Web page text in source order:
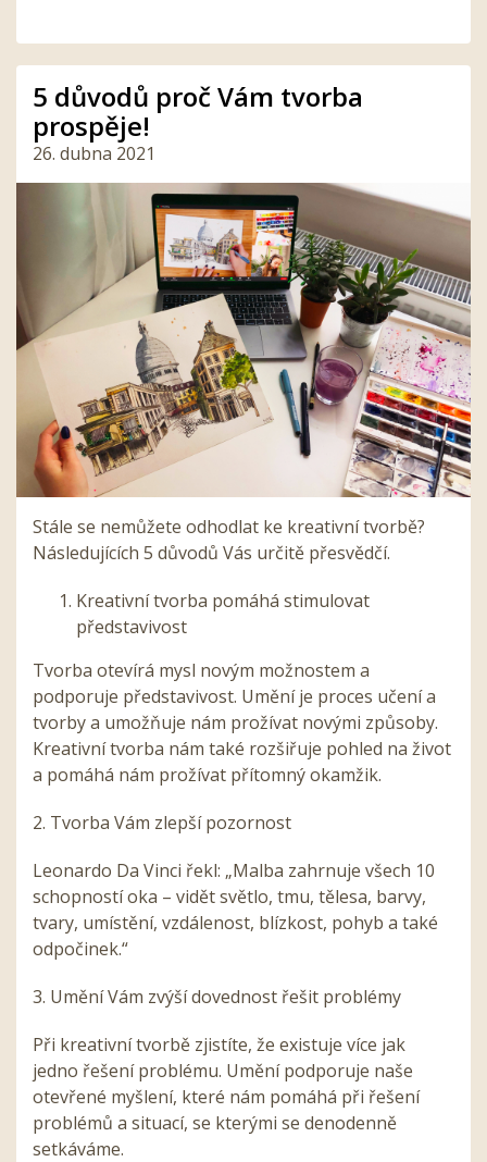
5 důvodů proč Vám tvorba
prospěje!
26. dubna 2021
Stále se nemůžete odhodlat ke kreativní tvorbě?
Následujících 5 důvodů Vás určitě přesvědčí.
Kreativní tvorba pomáhá stimulovat
představivost
Tvorba otevírá mysl novým možnostem a
podporuje představivost. Umění je proces učení a
tvorby a umožňuje nám prožívat novými způsoby.
Kreativní tvorba nám také rozšiřuje pohled na život
a pomáhá nám prožívat přítomný okamžik.
2. Tvorba Vám zlepší pozornost
Leonardo Da Vinci řekl: „Malba zahrnuje všech 10
schopností oka – vidět světlo, tmu, tělesa, barvy,
tvary, umístění, vzdálenost, blízkost, pohyb a také
odpočinek.“
3. Umění Vám zvýší dovednost řešit problémy
Při kreativní tvorbě zjistíte, že existuje více jak
jedno řešení problému. Umění podporuje naše
otevřené myšlení, které nám pomáhá při řešení
problémů a situací, se kterými se denodenně
setkáváme.